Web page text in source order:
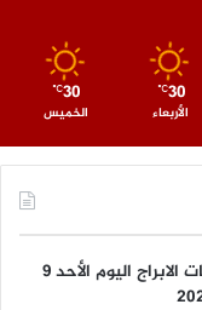
30
℃
الأربعاء
30
℃
الخميس
توقعات الابراج اليوم الأحد 9